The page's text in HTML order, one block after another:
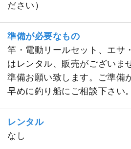
ださい）
準備が必要なもの
竿・電動リールセット、エサ
はレンタル、販売がございま
準備お願い致します。ご準備
早めに釣り船にご相談下さい
レンタル
なし